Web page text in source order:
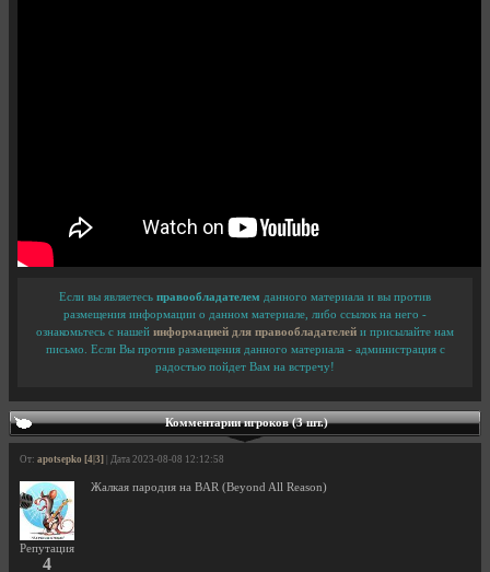
Если вы являетесь правообладателем данного материала и вы против
размещения информации о данном материале, либо ссылок на него -
ознакомьтесь с нашей информацией для правообладателей и присылайте нам
письмо. Если Вы против размещения данного материала - администрация с
радостью пойдет Вам на встречу!
Комментарии игроков (3 шт.)
От: apotsepko [4|3] | Дата 2023-08-08 12:12:58
Репутация
4
Жалкая пародия на BAR (Beyond All Reason)